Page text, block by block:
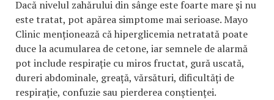
Dacă nivelul zahărului din sânge este foarte mare și nu
este tratat, pot apărea simptome mai serioase. Mayo
Clinic menționează că hiperglicemia netratată poate
duce la acumularea de cetone, iar semnele de alarmă
pot include respirație cu miros fructat, gură uscată,
dureri abdominale, greață, vărsături, dificultăți de
respirație, confuzie sau pierderea conștienței.